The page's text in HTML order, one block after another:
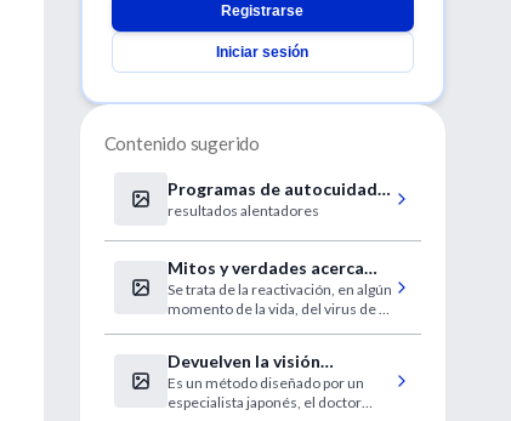
Registrarse
Iniciar sesión
Contenido sugerido
Programas de autocuidado
de la DMAE y depresión
resultados alentadores
Mitos y verdades acerca
del Herpes Zoster o
"culebrilla"
Se trata de la reactivación, en algún
momento de la vida, del virus de la
eruptiva.
Devuelven la visión
utilizando células de la
mucosa bucal
Es un método diseñado por un
especialista japonés, el doctor